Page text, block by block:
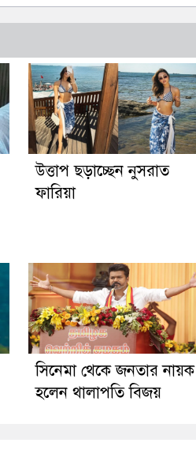
উত্তাপ ছড়াচ্ছেন নুসরাত
ফারিয়া
সিনেমা থেকে জনতার নায়ক
হলেন থালাপতি বিজয়